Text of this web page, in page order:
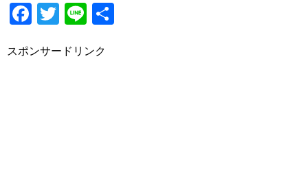
F
c
T
tt
Li
e
スポンサードリンク